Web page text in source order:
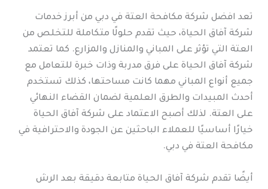
تعد افضل شركة مكافحة العتة في دبي من أبرز خدمات
شركة آفاق الحياة، حيث تقدم حلولًا متكاملة للتخلص من
العتة التي تؤثر على المباني والمنازل والمزارع. كما تعتمد
شركة آفاق الحياة على فرق مدربة وذات خبرة للتعامل مع
جميع أنواع المباني مهما كانت مساحتها، كذلك تستخدم
أحدث المبيدات والطرق العلمية لضمان القضاء النهائي
على العتة. لذلك أصبح الاعتماد على شركة آفاق الحياة
خيارًا أساسيًا للعملاء الباحثين عن الجودة والاحترافية في
مكافحة العتة في دبي.
أيضًا تقدم شركة آفاق الحياة متابعة دقيقة بعد الرش